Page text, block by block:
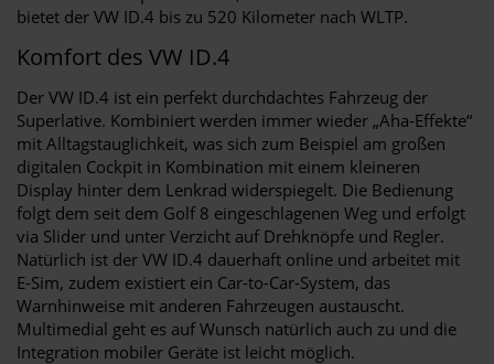
bietet der VW ID.4 bis zu 520 Kilometer nach WLTP.
Komfort des VW ID.4
Der VW ID.4 ist ein perfekt durchdachtes Fahrzeug der
Superlative. Kombiniert werden immer wieder „Aha-Effekte“
mit Alltagstauglichkeit, was sich zum Beispiel am großen
digitalen Cockpit in Kombination mit einem kleineren
Display hinter dem Lenkrad widerspiegelt. Die Bedienung
folgt dem seit dem Golf 8 eingeschlagenen Weg und erfolgt
via Slider und unter Verzicht auf Drehknöpfe und Regler.
Natürlich ist der VW ID.4 dauerhaft online und arbeitet mit
E-Sim, zudem existiert ein Car-to-Car-System, das
Warnhinweise mit anderen Fahrzeugen austauscht.
Multimedial geht es auf Wunsch natürlich auch zu und die
Integration mobiler Geräte ist leicht möglich.